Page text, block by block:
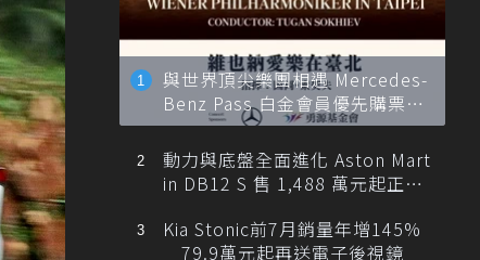
與世界頂尖樂團相遇 Mercedes-
Benz Pass 白金會員優先購票維
也納愛樂
動力與底盤全面進化 Aston Mart
in DB12 S 售 1,488 萬元起正式
Kia Stonic前7月銷量年增145%
79.9萬元起再送電子後視鏡